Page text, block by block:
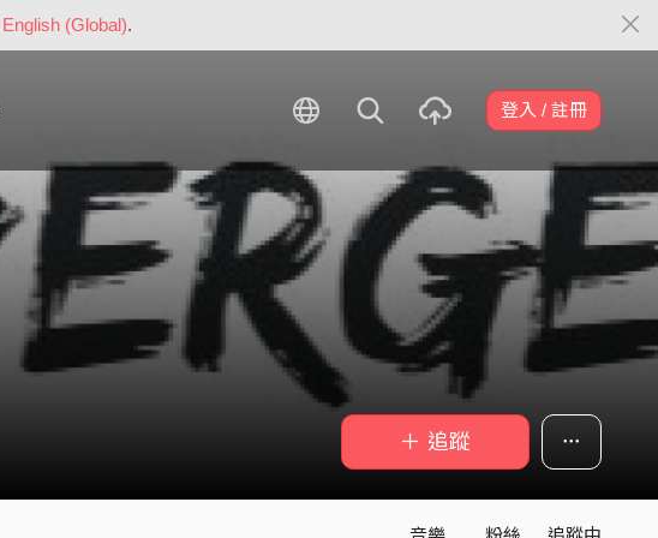
English (Global).
登入 / 註冊
＋ 追蹤